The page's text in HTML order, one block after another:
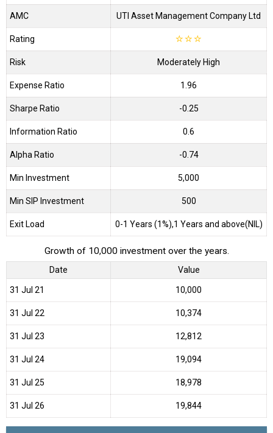
AMC UTI Asset Management Company Ltd
Rating ☆☆☆
Risk Moderately High
Expense Ratio 1.96
Sharpe Ratio -0.25
Information Ratio 0.6
Alpha Ratio -0.74
Min Investment 5,000
Min SIP Investment 500
Exit Load 0-1 Years (1%),1 Years and above(NIL)
Growth of 10,000 investment over the years.
Date Value
31 Jul 21 ₹10,000
31 Jul 22 ₹10,374
31 Jul 23 ₹12,812
31 Jul 24 ₹19,094
31 Jul 25 ₹18,978
31 Jul 26 ₹19,844